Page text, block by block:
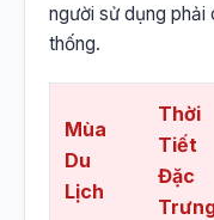
người sử dụng phải
thống.
Mùa
Du
Lịch
Thời
Tiết
Đặc